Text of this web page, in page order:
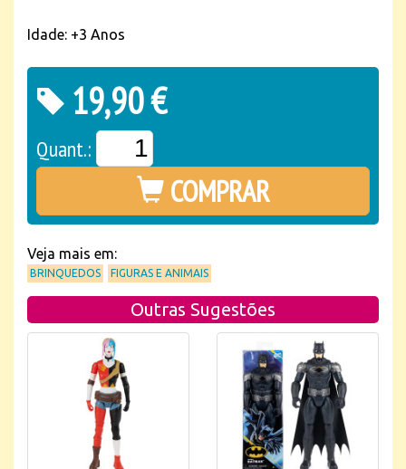
Idade: +3 Anos
19,90 €
Quant.:
COMPRAR
Veja mais em:
BRINQUEDOS FIGURAS E ANIMAIS
Outras Sugestões